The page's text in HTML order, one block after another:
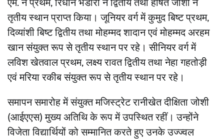
एम. ने प्रथम, रिधान भंडारी ने द्वितीय तथा हर्षित जोशी ने
तृतीय स्थान प्राप्त किया। जूनियर वर्ग में कुमुद बिष्ट प्रथम,
दिव्यांशी बिष्ट द्वितीय तथा मोहम्मद शादान एवं मोहम्मद अरहम
खान संयुक्त रूप से तृतीय स्थान पर रहे। सीनियर वर्ग में
लविश खेतवाल प्रथम, लक्ष्य रावत द्वितीय तथा नेहा गहतोड़ी
एवं मरिया रकीब संयुक्त रूप से तृतीय स्थान पर रहे।
समापन समारोह में संयुक्त मजिस्ट्रेट रानीखेत दीक्षिता जोशी
(आईएएस) मुख्य अतिथि के रूप में उपस्थित रहीं। उन्होंने
विजेता विद्यार्थियों को सम्मानित करते हुए उनके उज्ज्वल